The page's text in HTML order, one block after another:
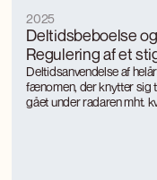
Deltidsbeboelse
Regulering af et
2025
Deltidsanvendelse af
fænomen, der knytter sig
gået under radaren mht.